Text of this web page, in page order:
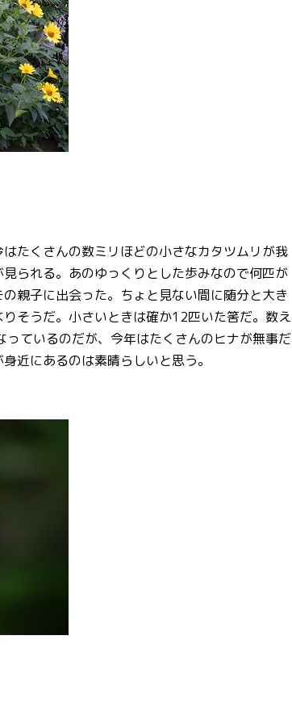
たくさんの数ミリほどの小さなカタツムリが我
られる。あのゆっくりとした歩みなので何匹が
親子に出会った。ちょと見ない間に随分と大き
そうだ。小さいときは確か12匹いた筈だ。数え
ているのだが、今年はたくさんのヒナが無事だ
近にあるのは素晴らしいと思う。